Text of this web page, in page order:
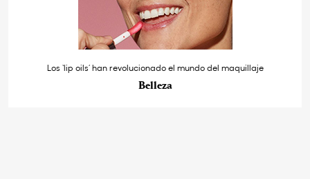
Los ‘lip oils’ han revolucionado el mundo del maquillaje
Belleza